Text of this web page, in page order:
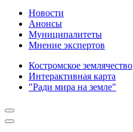
Новости
Анонсы
Муниципалитеты
Мнение экспертов
Костромское землячество
Интерактивная карта
"Ради мира на земле"